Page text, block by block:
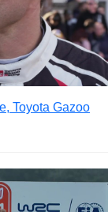
Toyota Gazoo